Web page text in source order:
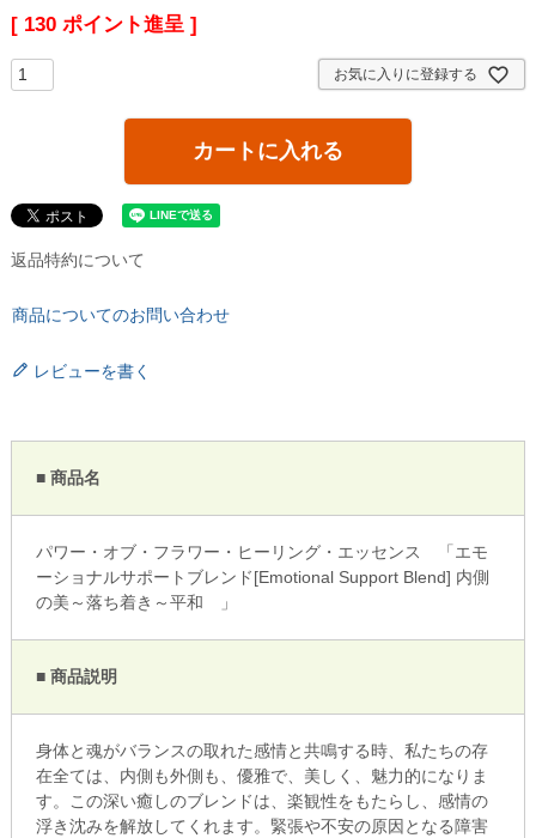
[ 130 ポイント進呈 ]
お気に入りに登録する
カートに入れる
返品特約について
商品についてのお問い合わせ
レビューを書く
■ 商品名
パワー・オブ・フラワー・ヒーリング・エッセンス 「エモ
ーショナルサポートブレンド[Emotional Support Blend] 内側
の美～落ち着き～平和 」
■ 商品説明
身体と魂がバランスの取れた感情と共鳴する時、私たちの存
在全ては、内側も外側も、優雅で、美しく、魅力的になりま
す。この深い癒しのブレンドは、楽観性をもたらし、感情の
浮き沈みを解放してくれます。緊張や不安の原因となる障害